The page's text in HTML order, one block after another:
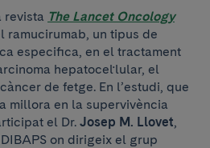
revista The Lancet Oncology
ramucirumab, un tipus de
especifica, en el tractament
hepatocel·lular, el
de fetge. En l’estudi, que
millora en la supervivència
el Dr. Josep M. Llovet,
on dirigeix el grup